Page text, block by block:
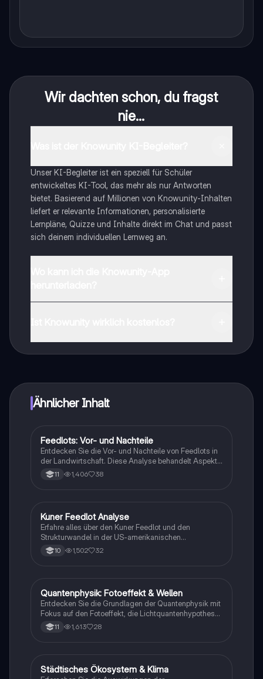
Wir dachten schon, du fragst
nie...
Unser KI-Begleiter ist ein speziell für Schüler
entwickeltes KI-Tool, das mehr als nur Antworten
bietet. Basierend auf Millionen von Knowunity-Inhalten
liefert er relevante Informationen, personalisierte
Lernpläne, Quizze und Inhalte direkt im Chat und passt
sich deinem individuellen Lernweg an.
Ähnlicher Inhalt
Geographie/Erdkunde
Feedlots: Vor- und Nachteile
Entdecken Sie die Vor- und Nachteile von Feedlots in
der Landwirtschaft. Diese Analyse behandelt Aspekte
wie Tierwohl, Kosten, Hygiene, Futterzusätze und die
Auswirkungen auf die Fleischqualität. Erfahren Sie,
Tierhaltung.
11 1,406 38
Geographie/Erdkunde
Kuner Feedlot Analyse
Erfahre alles über den Kuner Feedlot und den
Strukturwandel in der US-amerikanischen
Rindermast. Diese Zusammenfassung behandelt die
Entwicklung von Feedlots, die Rolle von großen
Agribusiness.
10 1,502 32
Geographie/Erdkunde
Quantenphysik: Fotoeffekt & Wellen
Entdecken Sie die Grundlagen der Quantenphysik mit
Fokus auf den Fotoeffekt, die Lichtquantenhypothese,
Röntgenstrahlung, den Compton-Effekt und die De
Broglie-Wellenlänge. Diese Zusammenfassung
Heisenberg’sche Unschärferelation sowie das Konzept
des linearen Potentialtopfs. Ideal für Schüler und
11 1,613 28
Geographie/Erdkunde
Städtisches Ökosystem & Klima